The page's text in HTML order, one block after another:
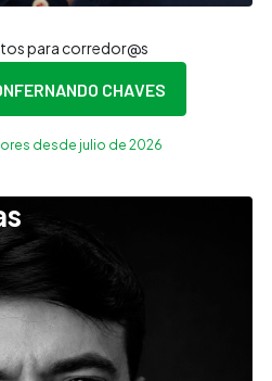
para corredor@s
FERNANDO CHAVES
desde julio de 2026